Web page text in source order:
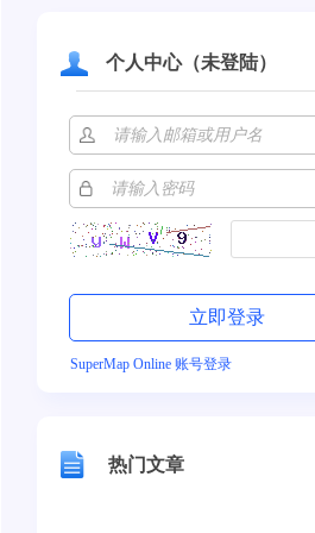
个人中心（未登陆）
SuperMap Online 账号登录
热门文章